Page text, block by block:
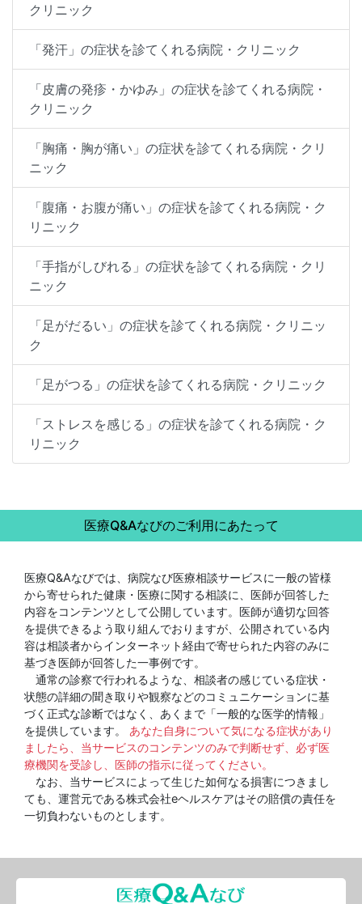
クリニック
「発汗」の症状を診てくれる病院・クリニック
「皮膚の発疹・かゆみ」の症状を診てくれる病院・
クリニック
「胸痛・胸が痛い」の症状を診てくれる病院・クリ
ニック
「腹痛・お腹が痛い」の症状を診てくれる病院・ク
リニック
「手指がしびれる」の症状を診てくれる病院・クリ
ニック
「足がだるい」の症状を診てくれる病院・クリニッ
ク
「足がつる」の症状を診てくれる病院・クリニック
「ストレスを感じる」の症状を診てくれる病院・ク
リニック
医療Q&Aなびのご利用にあたって
医療Q&Aなびでは、病院なび医療相談サービスに一般の皆様
から寄せられた健康・医療に関する相談に、医師が回答した
内容をコンテンツとして公開しています。医師が適切な回答
を提供できるよう取り組んでおりますが、公開されている内
容は相談者からインターネット経由で寄せられた内容のみに
基づき医師が回答した一事例です。
通常の診察で行われるような、相談者の感じている症状・
状態の詳細の聞き取りや観察などのコミュニケーションに基
づく正式な診断ではなく、あくまで「一般的な医学的情報」
を提供しています。 あなた自身について気になる症状があり
ましたら、当サービスのコンテンツのみで判断せず、必ず医
療機関を受診し、医師の指示に従ってください。
なお、当サービスによって生じた如何なる損害につきまし
ても、運営元である株式会社eヘルスケアはその賠償の責任を
一切負わないものとします。